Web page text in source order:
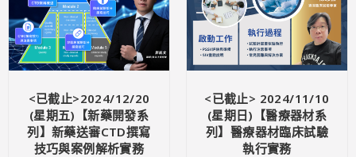
<已截止>2024/12/20
(星期五)【新藥開發系
列】新藥送審CTD撰寫
技巧與案例解析實務
<已截止> 2024/11/10
(星期日)【醫療器材系
列】醫療器材臨床試驗
執行實務